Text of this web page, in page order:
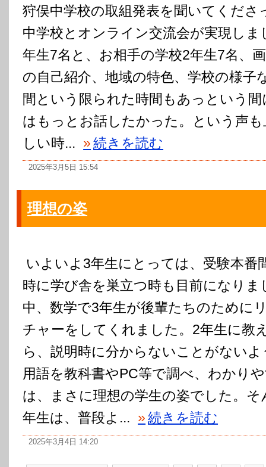
狩俣中学校の取組発表を聞いてくださ
中学校とオンライン交流会が実現しま
年生7名と、お相手の学校2年生7名、
の自己紹介、地域の特色、学校の様子
間という限られた時間もあっという
はもっとお話したかった。という声
しい時... »続きを読む
2025年3月5日 15:54
理想の姿
いよいよ3年生にとっては、受験本番
時に学び舎を巣立つ時も目前になりま
中、数学で3年生が後輩たちのために
チャーをしてくれました。2年生に教
ら、説明時に分からないことがない
用語を教科書やPC等で調べ、わかり
は、まさに理想の学生の姿でした。
年生は、普段よ... »続きを読む
2025年3月4日 14:20